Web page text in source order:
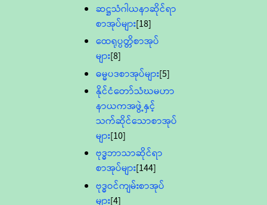
ဆဋ္ဌသံဂါယနာဆိုင်ရာ
စာအုပ်များ[18]
ထေရုပ္ပတ္တိစာအုပ်
များ[8]
ဓမ္မပဒစာအုပ်များ[5]
နိုင်ငံတော်သံဃမဟာ
နာယကအဖွဲ့နှင့်
သက်ဆိုင်သောစာအုပ်
များ[10]
ဗုဒ္ဓဘာသာဆိုင်ရာ
စာအုပ်များ[144]
ဗုဒ္ဓဝင်ကျမ်းစာအုပ်
များ[4]